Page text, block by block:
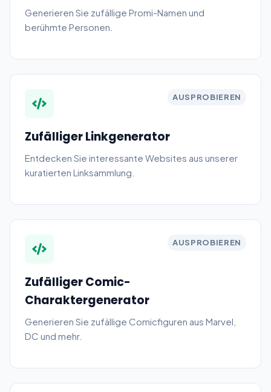
Generieren Sie zufällige Promi-Namen und
berühmte Personen.
AUSPROBIEREN
Zufälliger Linkgenerator
Entdecken Sie interessante Websites aus unserer
kuratierten Linksammlung.
AUSPROBIEREN
Zufälliger Comic-
Charaktergenerator
Generieren Sie zufällige Comicfiguren aus Marvel,
DC und mehr.